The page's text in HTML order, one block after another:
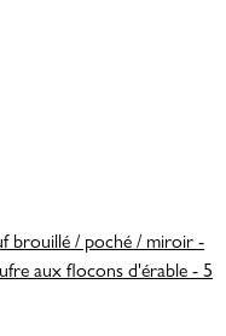
brouillé / poché / miroir -
aux flocons d'érable - 5